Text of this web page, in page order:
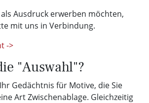
Ausdruck erwerben möchten,
mit uns in Verbindung.
->
"Auswahl"?
Gedächtnis für Motive, die Sie
Art Zwischenablage. Gleichzeitig